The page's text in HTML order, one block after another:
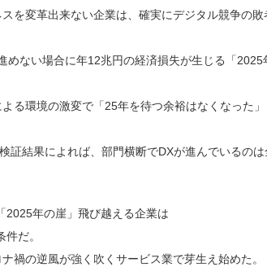
を変革出来ない企業は、確実にデジタル競争の敗
めない場合に年12兆円の経済損失が生じる「2025
る環境の激変で「25年を待つ余裕はなくなった
証結果によれば、部門横断でDXが進んでいるのは
年の崖」飛び越える企業は
だ。
禍の逆風が強く吹くサービス業で芽生え始めた。